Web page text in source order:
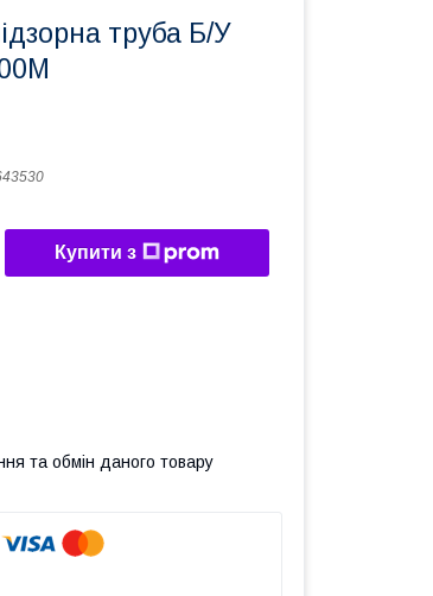
труба Б/У
Купити з
та обмін даного товару